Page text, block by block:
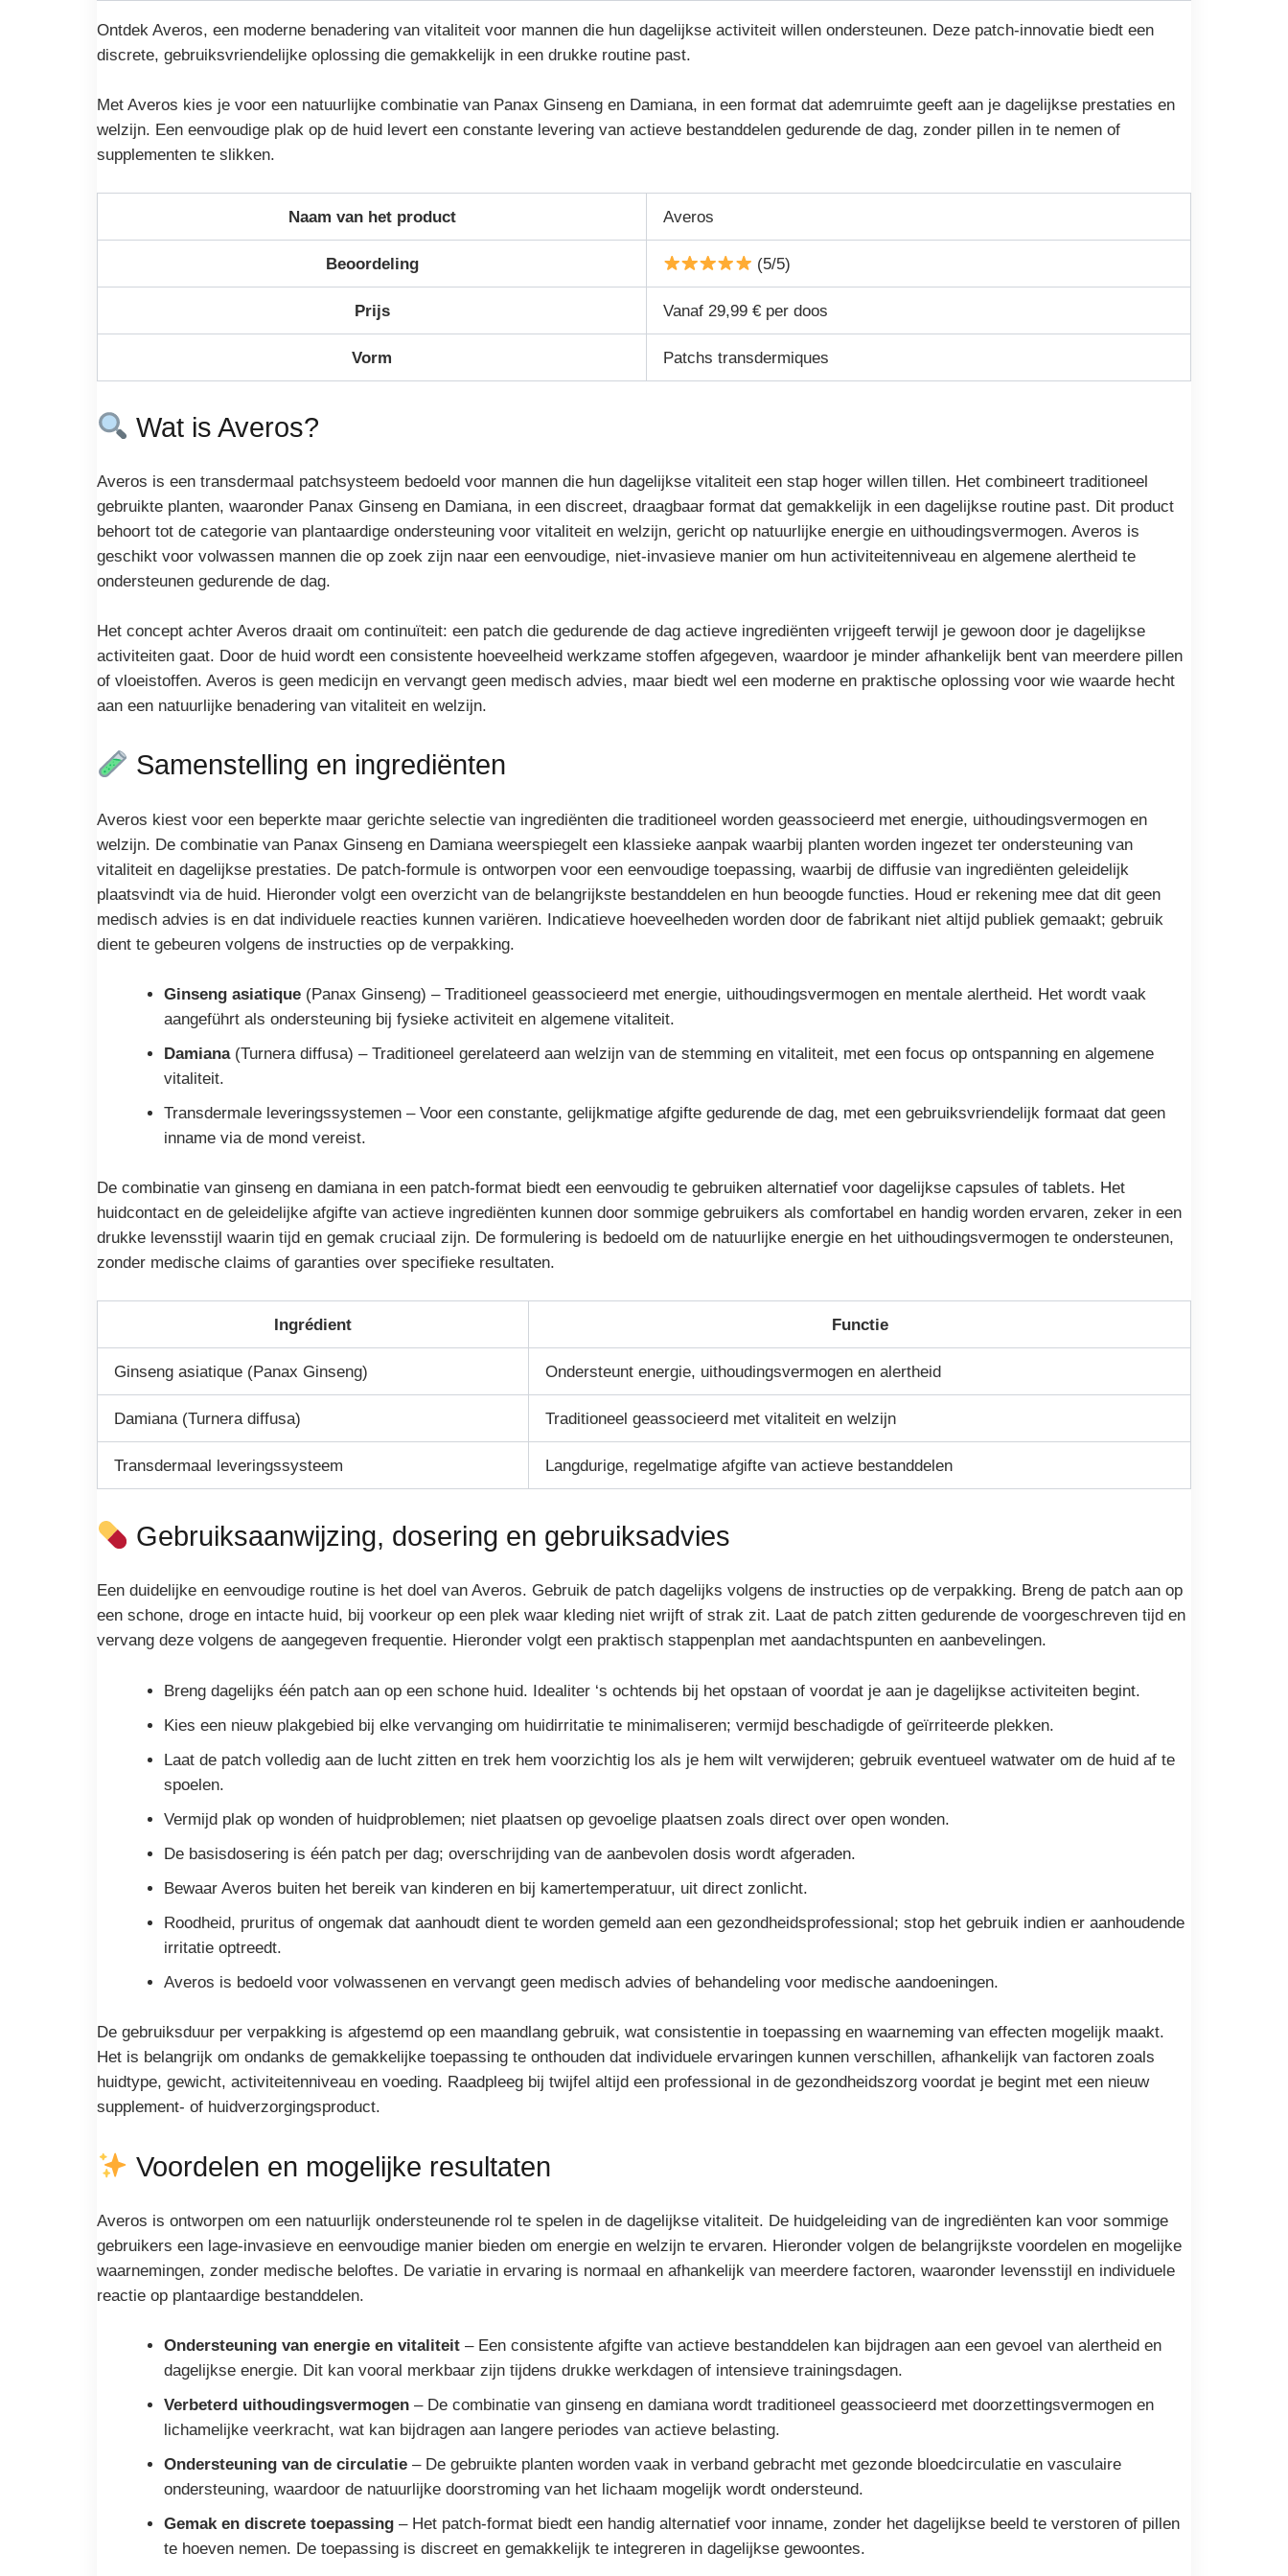
Ontdek Averos, een moderne benadering van vitaliteit voor mannen die hun dagelijkse activiteit willen ondersteunen. Deze patch-innovatie biedt een
discrete, gebruiksvriendelijke oplossing die gemakkelijk in een drukke routine past.
Met Averos kies je voor een natuurlijke combinatie van Panax Ginseng en Damiana, in een format dat ademruimte geeft aan je dagelijkse prestaties en
welzijn. Een eenvoudige plak op de huid levert een constante levering van actieve bestanddelen gedurende de dag, zonder pillen in te nemen of
supplementen te slikken.
Naam van het product Averos
Beoordeling (5/5)
Prijs Vanaf 29,99 € per doos
Vorm Patchs transdermiques
Wat is Averos?
Averos is een transdermaal patchsysteem bedoeld voor mannen die hun dagelijkse vitaliteit een stap hoger willen tillen. Het combineert traditioneel
gebruikte planten, waaronder Panax Ginseng en Damiana, in een discreet, draagbaar format dat gemakkelijk in een dagelijkse routine past. Dit product
behoort tot de categorie van plantaardige ondersteuning voor vitaliteit en welzijn, gericht op natuurlijke energie en uithoudingsvermogen. Averos is
geschikt voor volwassen mannen die op zoek zijn naar een eenvoudige, niet-invasieve manier om hun activiteitenniveau en algemene alertheid te
ondersteunen gedurende de dag.
Het concept achter Averos draait om continuïteit: een patch die gedurende de dag actieve ingrediënten vrijgeeft terwijl je gewoon door je dagelijkse
activiteiten gaat. Door de huid wordt een consistente hoeveelheid werkzame stoffen afgegeven, waardoor je minder afhankelijk bent van meerdere pillen
of vloeistoffen. Averos is geen medicijn en vervangt geen medisch advies, maar biedt wel een moderne en praktische oplossing voor wie waarde hecht
aan een natuurlijke benadering van vitaliteit en welzijn.
Samenstelling en ingrediënten
Averos kiest voor een beperkte maar gerichte selectie van ingrediënten die traditioneel worden geassocieerd met energie, uithoudingsvermogen en
welzijn. De combinatie van Panax Ginseng en Damiana weerspiegelt een klassieke aanpak waarbij planten worden ingezet ter ondersteuning van
vitaliteit en dagelijkse prestaties. De patch-formule is ontworpen voor een eenvoudige toepassing, waarbij de diffusie van ingrediënten geleidelijk
plaatsvindt via de huid. Hieronder volgt een overzicht van de belangrijkste bestanddelen en hun beoogde functies. Houd er rekening mee dat dit geen
medisch advies is en dat individuele reacties kunnen variëren. Indicatieve hoeveelheden worden door de fabrikant niet altijd publiek gemaakt; gebruik
dient te gebeuren volgens de instructies op de verpakking.
Ginseng asiatique(Panax Ginseng) – Traditioneel geassocieerd met energie, uithoudingsvermogen en mentale alertheid. Het wordt vaak
aangeführt als ondersteuning bij fysieke activiteit en algemene vitaliteit.
Damiana(Turnera diffusa) – Traditioneel gerelateerd aan welzijn van de stemming en vitaliteit, met een focus op ontspanning en algemene
vitaliteit.
Transdermale leveringssystemen – Voor een constante, gelijkmatige afgifte gedurende de dag, met een gebruiksvriendelijk formaat dat geen
inname via de mond vereist.
De combinatie van ginseng en damiana in een patch-format biedt een eenvoudig te gebruiken alternatief voor dagelijkse capsules of tablets. Het
huidcontact en de geleidelijke afgifte van actieve ingrediënten kunnen door sommige gebruikers als comfortabel en handig worden ervaren, zeker in een
drukke levensstijl waarin tijd en gemak cruciaal zijn. De formulering is bedoeld om de natuurlijke energie en het uithoudingsvermogen te ondersteunen,
zonder medische claims of garanties over specifieke resultaten.
Ingrédient Functie
Ginseng asiatique (Panax Ginseng) Ondersteunt energie, uithoudingsvermogen en alertheid
Damiana (Turnera diffusa) Traditioneel geassocieerd met vitaliteit en welzijn
Transdermaal leveringssysteem Langdurige, regelmatige afgifte van actieve bestanddelen
Gebruiksaanwijzing, dosering en gebruiksadvies
Een duidelijke en eenvoudige routine is het doel van Averos. Gebruik de patch dagelijks volgens de instructies op de verpakking. Breng de patch aan op
een schone, droge en intacte huid, bij voorkeur op een plek waar kleding niet wrijft of strak zit. Laat de patch zitten gedurende de voorgeschreven tijd en
vervang deze volgens de aangegeven frequentie. Hieronder volgt een praktisch stappenplan met aandachtspunten en aanbevelingen.
Breng dagelijks één patch aan op een schone huid. Idealiter ‘s ochtends bij het opstaan of voordat je aan je dagelijkse activiteiten begint.
Kies een nieuw plakgebied bij elke vervanging om huidirritatie te minimaliseren; vermijd beschadigde of geïrriteerde plekken.
Laat de patch volledig aan de lucht zitten en trek hem voorzichtig los als je hem wilt verwijderen; gebruik eventueel watwater om de huid af te
spoelen.
Vermijd plak op wonden of huidproblemen; niet plaatsen op gevoelige plaatsen zoals direct over open wonden.
De basisdosering is één patch per dag; overschrijding van de aanbevolen dosis wordt afgeraden.
Bewaar Averos buiten het bereik van kinderen en bij kamertemperatuur, uit direct zonlicht.
Roodheid, pruritus of ongemak dat aanhoudt dient te worden gemeld aan een gezondheidsprofessional; stop het gebruik indien er aanhoudende
irritatie optreedt.
Averos is bedoeld voor volwassenen en vervangt geen medisch advies of behandeling voor medische aandoeningen.
De gebruiksduur per verpakking is afgestemd op een maandlang gebruik, wat consistentie in toepassing en waarneming van effecten mogelijk maakt.
Het is belangrijk om ondanks de gemakkelijke toepassing te onthouden dat individuele ervaringen kunnen verschillen, afhankelijk van factoren zoals
huidtype, gewicht, activiteitenniveau en voeding. Raadpleeg bij twijfel altijd een professional in de gezondheidszorg voordat je begint met een nieuw
supplement- of huidverzorgingsproduct.
Voordelen en mogelijke resultaten
Averos is ontworpen om een natuurlijk ondersteunende rol te spelen in de dagelijkse vitaliteit. De huidgeleiding van de ingrediënten kan voor sommige
gebruikers een lage-invasieve en eenvoudige manier bieden om energie en welzijn te ervaren. Hieronder volgen de belangrijkste voordelen en mogelijke
waarnemingen, zonder medische beloftes. De variatie in ervaring is normaal en afhankelijk van meerdere factoren, waaronder levensstijl en individuele
reactie op plantaardige bestanddelen.
Ondersteuning van energie en vitaliteit– Een consistente afgifte van actieve bestanddelen kan bijdragen aan een gevoel van alertheid en
dagelijkse energie. Dit kan vooral merkbaar zijn tijdens drukke werkdagen of intensieve trainingsdagen.
Verbeterd uithoudingsvermogen– De combinatie van ginseng en damiana wordt traditioneel geassocieerd met doorzettingsvermogen en
lichamelijke veerkracht, wat kan bijdragen aan langere periodes van actieve belasting.
Ondersteuning van de circulatie– De gebruikte planten worden vaak in verband gebracht met gezonde bloedcirculatie en vasculaire
ondersteuning, waardoor de natuurlijke doorstroming van het lichaam mogelijk wordt ondersteund.
Gemak en discrete toepassing– Het patch-format biedt een handig alternatief voor inname, zonder het dagelijkse beeld te verstoren of pillen
te hoeven nemen. De toepassing is discreet en gemakkelijk te integreren in dagelijkse gewoontes.